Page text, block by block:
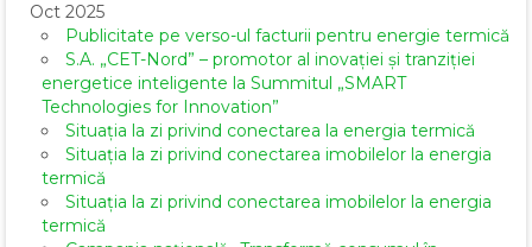
Oct 2025
Publicitate pe verso-ul facturii pentru energie termică
S.A. „CET-Nord” – promotor al inovației și tranziției
energetice inteligente la Summitul „SMART
Technologies for Innovation”
Situația la zi privind conectarea la energia termică
Situația la zi privind conectarea imobilelor la energia
termică
Situația la zi privind conectarea imobilelor la energia
termică